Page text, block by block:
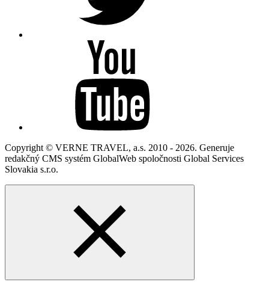
Copyright © VERNE TRAVEL, a.s. 2010 - 2026. Generuje
redakčný CMS systém GlobalWeb spoločnosti Global Services
Slovakia s.r.o.